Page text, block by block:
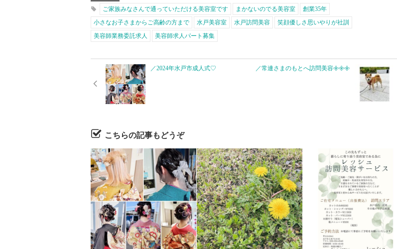
ご家族みなさんで通っていただける美容室です
まかないのでる美容室
創業35年
小さなお子さまからご高齢の方まで
水戸美容室 水戸訪問美容
笑顔優しさ思いやりが社訓
美容師業務委託求人
美容師求人パート募集
／2024年水戸市成人式♡ ⁡
／常連さまのもとへ訪問美容𖧷𖧷𖧷
こちらの記事もどうぞ